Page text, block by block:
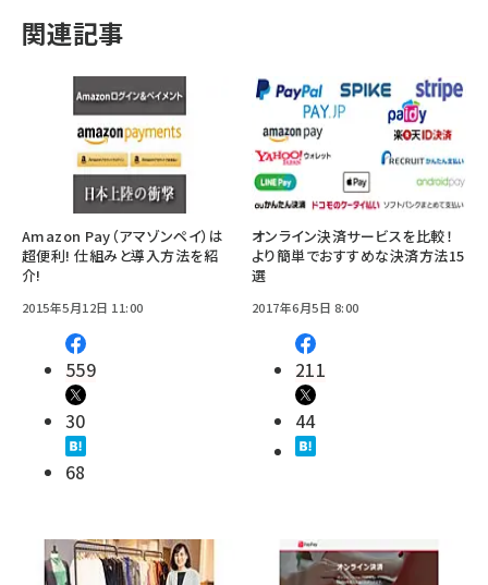
関連記事
Amazon Pay（アマゾンペイ）は
超便利! 仕組みと導入方法を紹
介!
2015年5月12日 11:00
559
30
68
オンライン決済サービスを比較！
より簡単でおすすめな決済方法15
選
2017年6月5日 8:00
211
44